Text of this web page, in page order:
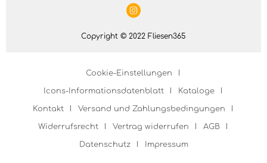
Copyright © 2022 Fliesen365
Cookie-Einstellungen
Icons-Informationsdatenblatt Kataloge
Kontakt Versand und Zahlungsbedingungen
Widerrufsrecht Vertrag widerrufen AGB
Datenschutz Impressum